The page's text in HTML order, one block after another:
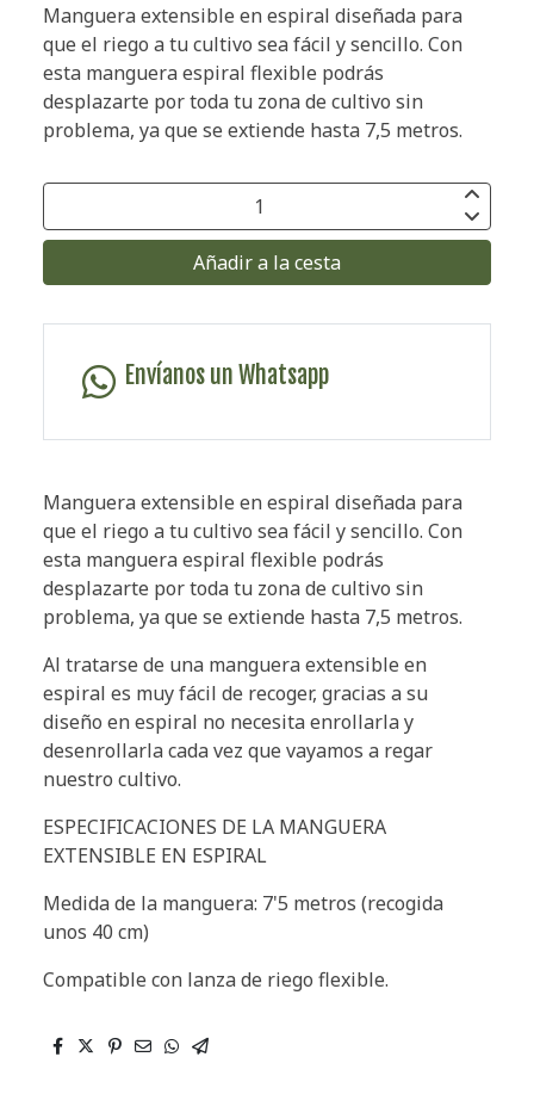
Manguera extensible en espiral diseñada para
que el riego a tu cultivo sea fácil y sencillo. Con
esta manguera espiral flexible podrás
desplazarte por toda tu zona de cultivo sin
problema, ya que se extiende hasta 7,5 metros.
Añadir a la cesta
Envíanos un Whatsapp
Manguera extensible en espiral diseñada para
que el riego a tu cultivo sea fácil y sencillo. Con
esta manguera espiral flexible podrás
desplazarte por toda tu zona de cultivo sin
problema, ya que se extiende hasta 7,5 metros.
Al tratarse de una manguera extensible en
espiral es muy fácil de recoger, gracias a su
diseño en espiral no necesita enrollarla y
desenrollarla cada vez que vayamos a regar
nuestro cultivo.
ESPECIFICACIONES DE LA MANGUERA
EXTENSIBLE EN ESPIRAL
Medida de la manguera: 7'5 metros (recogida
unos 40 cm)
Compatible con lanza de riego flexible.